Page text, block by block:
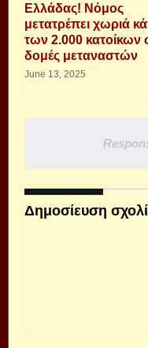
Ελλάδας! Νόμος
μετατρέπει χωριά
των 2.000 κατοίκων
δομές μεταναστών
June 13, 2025
Δημοσίευση